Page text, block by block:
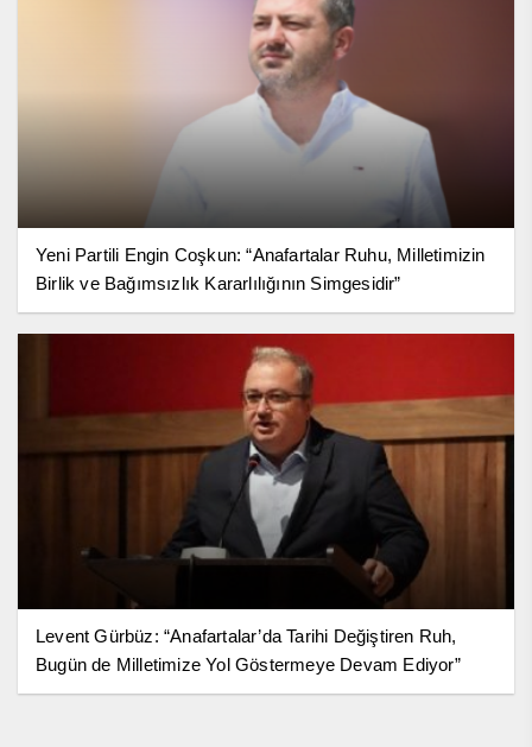
Yeni Partili Engin Coşkun: “Anafartalar Ruhu, Milletimizin
Birlik ve Bağımsızlık Kararlılığının Simgesidir”
Levent Gürbüz: “Anafartalar’da Tarihi Değiştiren Ruh,
Bugün de Milletimize Yol Göstermeye Devam Ediyor”